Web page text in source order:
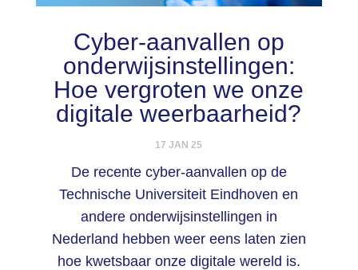
Cyber-aanvallen op
onderwijsinstellingen:
Hoe vergroten we onze
digitale weerbaarheid?
17 JAN 25
De recente cyber-aanvallen op de
Technische Universiteit Eindhoven en
andere onderwijsinstellingen in
Nederland hebben weer eens laten zien
hoe kwetsbaar onze digitale wereld is.